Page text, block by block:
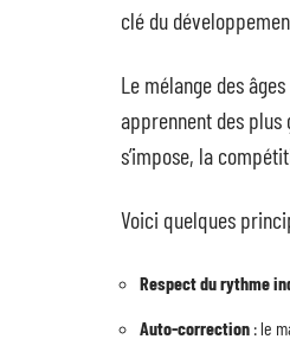
clé du
Le mélange des
apprennent des
s’impose, la
Voici quelques
Respect du rythme
Auto-correction : le